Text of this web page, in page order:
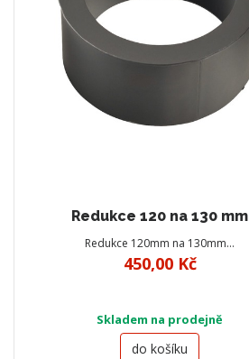
Redukce 120 na 130 mm
Redukce 120mm na 130mm…
450,00 Kč
Skladem na prodejně
do košíku